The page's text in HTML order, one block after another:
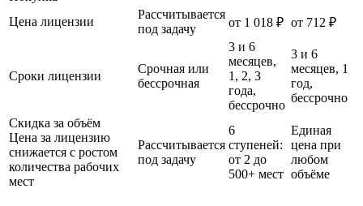
Цена лицензии
Рассчитывается
под задачу
от 1 018 ₽ от 712 ₽
Сроки лицензии
Срочная или
бессрочная
3 и 6
месяцев,
1, 2, 3
года,
бессрочно
3 и 6
месяцев, 1
год,
бессрочно
Скидка за объём
Цена за лицензию
снижается с ростом
количества рабочих
мест
Рассчитывается
под задачу
6
ступеней:
от 2 до
500+ мест
Единая
цена при
любом
объёме